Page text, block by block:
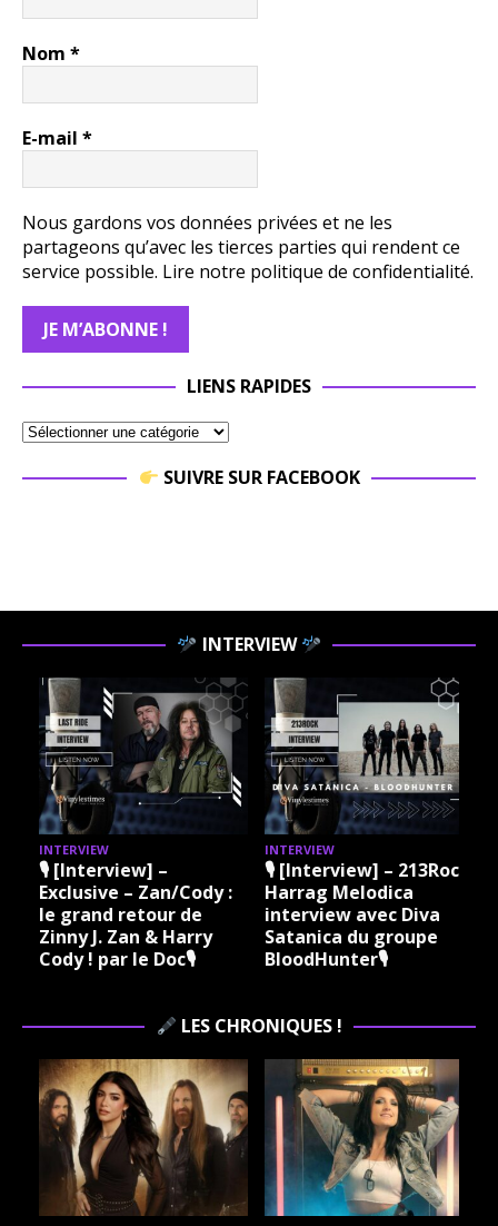
Nom *
E-mail *
Nous gardons vos données privées et ne les
partageons qu’avec les tierces parties qui rendent ce
service possible. Lire notre politique de confidentialité.
LIENS RAPIDES
SUIVRE SUR FACEBOOK
INTERVIEW
INTERVIEW
🎙 [Interview] –
Exclusive – Zan/Cody :
le grand retour de
Zinny J. Zan & Harry
Cody ! par le Doc🎙
INTERVIEW
🎙 [Interview] – 213Rock
Harrag Melodica
interview avec Diva
Satanica du groupe
BloodHunter🎙
LES CHRONIQUES !